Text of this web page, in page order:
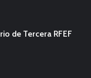
de Tercera RFEF